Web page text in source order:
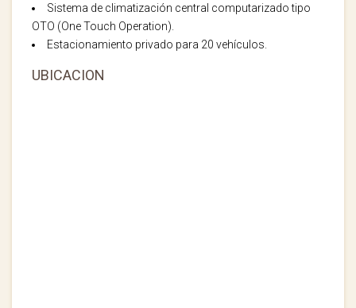
Sistema de climatización central computarizado tipo
OTO (One Touch Operation).
Estacionamiento privado para 20 vehículos.
UBICACION